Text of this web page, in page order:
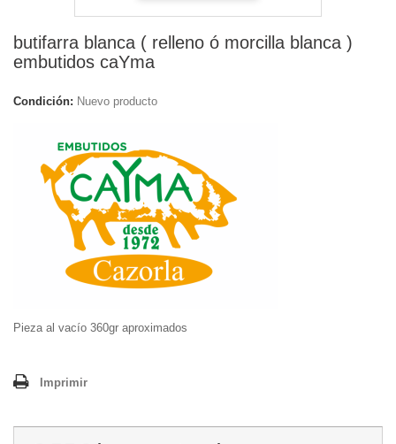
butifarra blanca ( relleno ó morcilla blanca )
embutidos caYma
Condición: Nuevo producto
Pieza al vacío 360gr aproximados
Imprimir